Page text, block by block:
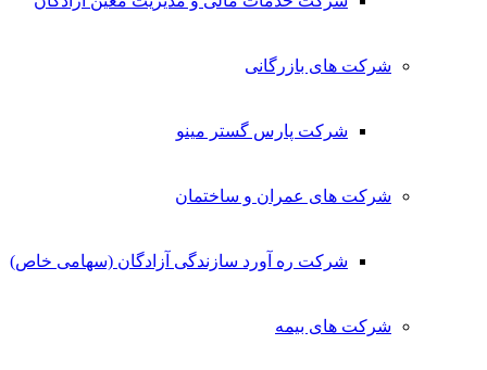
شرکت های بازرگانی
شرکت پارس گستر مینو
شرکت های عمران و ساختمان
شرکت ره آورد سازندگی آزادگان (سهامی خاص)
شرکت های بیمه